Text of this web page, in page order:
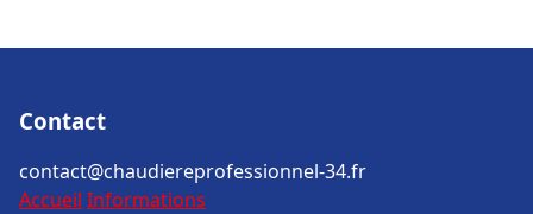
Contact
contact@chaudiereprofessionnel-34.fr
Accueil Informations